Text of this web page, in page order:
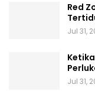
Red
Jul 31,
Jul 31,